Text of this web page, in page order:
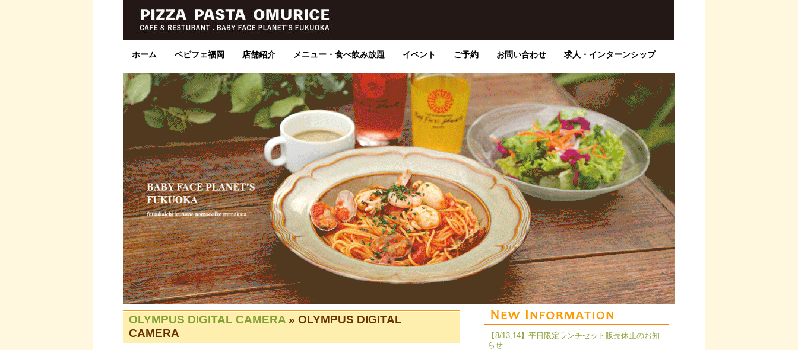
ホーム ベビフェ福岡 店舗紹介 メニュー・食べ飲み放題 イベント ご予約 お問い合わせ 求人・インターンシップ
OLYMPUS DIGITAL CAMERA » OLYMPUS DIGITAL
CAMERA
【8/13,14】平日限定ランチセット販売休止のお知
らせ